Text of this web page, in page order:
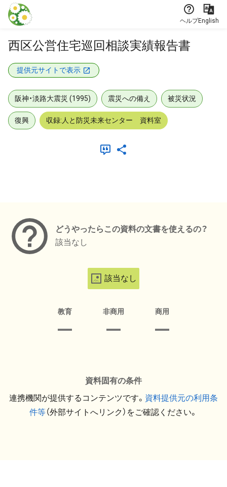
本文に飛ぶ
ヘルプEnglish
西区公営住宅巡回相談実績報告書
提供元サイトで表示
阪神・淡路大震災 (1995) 震災への備え 被災状況
復興 収録:人と防災未来センター 資料室
どうやったらこの資料の文書を使えるの？
該当なし
該当なし
教育 非商用 商用
資料固有の条件
連携機関が提供するコンテンツです。 資料提供元の利用条
件等（外部サイトへリンク）をご確認ください。